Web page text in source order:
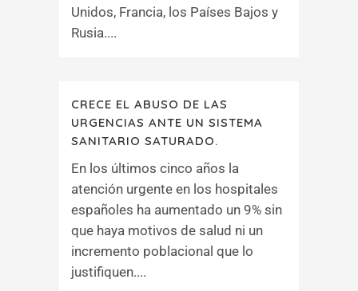
Unidos, Francia, los Países Bajos y
Rusia....
CRECE EL ABUSO DE LAS
URGENCIAS ANTE UN SISTEMA
SANITARIO SATURADO.
En los últimos cinco años la
atención urgente en los hospitales
españoles ha aumentado un 9% sin
que haya motivos de salud ni un
incremento poblacional que lo
justifiquen....